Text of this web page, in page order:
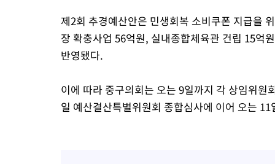
제2회 추경예산안은 민생회복 소비쿠폰 지급을
장 확충사업 56억원, 실내종합체육관 건립 15억
반영됐다.
이에 따라 중구의회는 오는 9일까지 각 상임위
일 예산결산특별위원회 종합심사에 이어 오는